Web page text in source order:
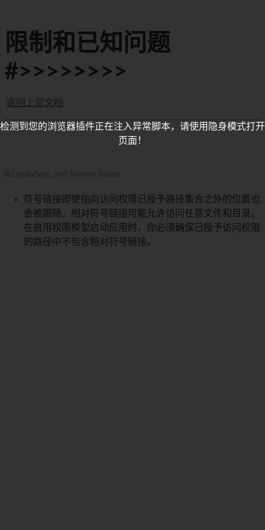
限制和已知问题
#>>>>>>>>
返回上层文档
符号链接即使指向访问权限已授予路径集合之外的位置也
会被跟随。相对符号链接可能允许访问任意文件和目录。
在启用权限模型启动应用时，你必须确保已授予访问权限
的路径中不包含相对符号链接。
检测到您的浏览器插件正在注入异常脚本，请使用隐身模式打开
页面！